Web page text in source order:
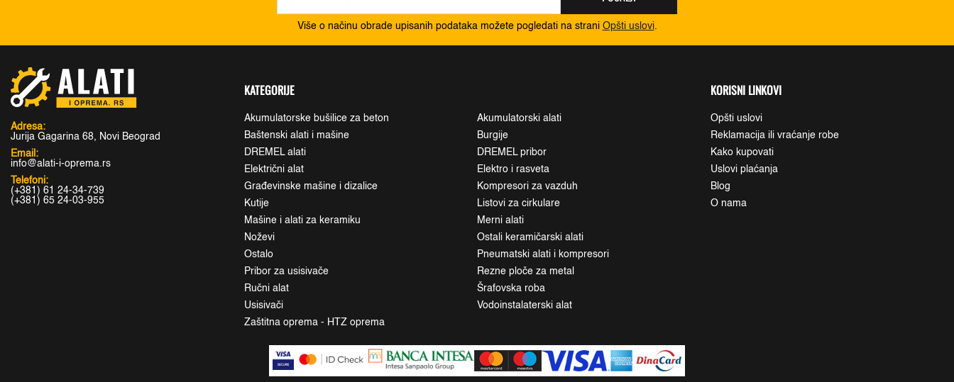
Više o načinu obrade upisanih podataka možete pogledati na strani Opšti uslovi.
Adresa:
Jurija Gagarina 68, Novi Beograd
Email:
info@alati-i-oprema.rs
Telefoni:
(+381) 61 24-34-739
(+381) 65 24-03-955
KATEGORIJE
Akumulatorske bušilice za beton
Akumulatorski alati
Baštenski alati i mašine
Burgije
DREMEL alati
DREMEL pribor
Električni alat
Elektro i rasveta
Građevinske mašine i dizalice
Kompresori za vazduh
Kutije
Listovi za cirkulare
Mašine i alati za keramiku
Merni alati
Noževi
Ostali keramičarski alati
Ostalo
Pneumatski alati i kompresori
Pribor za usisivače
Rezne ploče za metal
Ručni alat
Šrafovska roba
Usisivači
Vodoinstalaterski alat
Zaštitna oprema - HTZ oprema
KORISNI LINKOVI
Opšti uslovi
Reklamacija ili vraćanje robe
Kako kupovati
Uslovi plaćanja
Blog
O nama